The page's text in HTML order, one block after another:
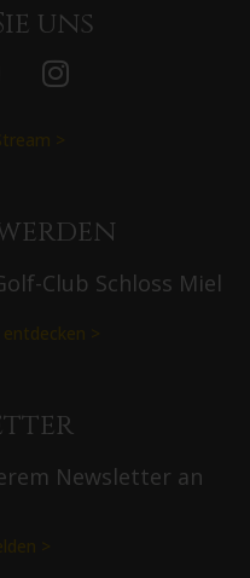
uns
>
Club Schloss Miel
>
Newsletter an
>